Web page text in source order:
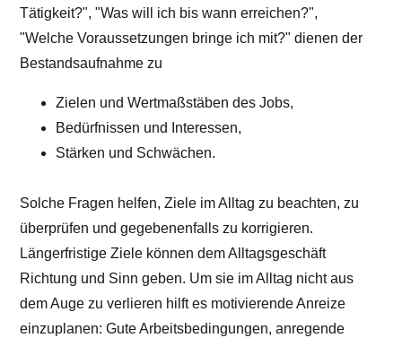
Tätigkeit?", "Was will ich bis wann erreichen?",
"Welche Voraussetzungen bringe ich mit?" dienen der
Bestandsaufnahme zu
Zielen und Wertmaßstäben des Jobs,
Bedürfnissen und Interessen,
Stärken und Schwächen.
Solche Fragen helfen, Ziele im Alltag zu beachten, zu
überprüfen und gegebenenfalls zu korrigieren.
Längerfristige Ziele können dem Alltagsgeschäft
Richtung und Sinn geben. Um sie im Alltag nicht aus
dem Auge zu verlieren hilft es motivierende Anreize
einzuplanen: Gute Arbeitsbedingungen, anregende